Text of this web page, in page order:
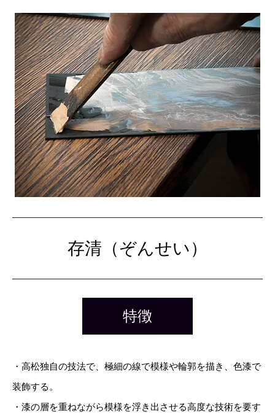
存清（ぞんせい）
特徴
・高松独自の技法で、極細の線で模様や輪郭を描き、色漆で
装飾する。
・漆の層を重ねながら模様を浮き出させる高度な技術を要す